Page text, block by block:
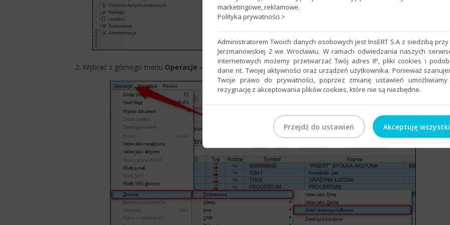
​2. Wybrać z górnego menu Operacje – Zbiorcze – Podstawowe – Zmień dostawca/odbiorca.
marketingowe, reklamowe.
Polityka prywatności >
Administratorem Twoich danych osobowych jest InsERT S.A z siedzibą przy
Jerzmanowskiej 2 we Wrocławiu. W ramach odwiedzania naszych
internetowych możemy przetwarzać Twój adres IP, pliki cookies i
dane nt. Twojej aktywności oraz urządzeń użytkownika. Ponieważ
Twoje prawo do prywatności, poprzez zmianę ustawień umożliwiamy
rezygnację z akceptowania plików cookies, które nie są niezbędne.
Przejdź do ustawień Akceptuję